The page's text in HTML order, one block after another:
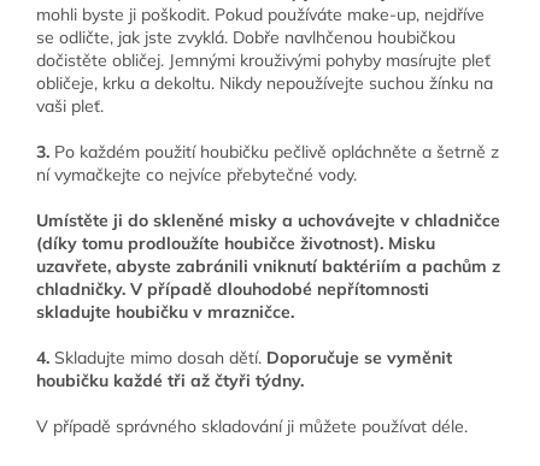
mohli byste ji poškodit. Pokud používáte make-up, nejdříve
se odličte, jak jste zvyklá. Dobře navlhčenou houbičkou
dočistěte obličej. Jemnými krouživými pohyby masírujte pleť
obličeje, krku a dekoltu. Nikdy nepoužívejte suchou žínku na
vaši pleť.
3. Po každém použití houbičku pečlivě opláchněte a šetrně z
ní vymačkejte co nejvíce přebytečné vody.
Umístěte ji do skleněné misky a uchovávejte v chladničce
(díky tomu prodloužíte houbičce životnost). Misku
uzavřete, abyste zabránili vniknutí baktériím a pachům z
chladničky. V případě dlouhodobé nepřítomnosti
skladujte houbičku v mrazničce.
4. Skladujte mimo dosah dětí. Doporučuje se vyměnit
houbičku každé tři až čtyři týdny.
V případě správného skladování ji můžete používat déle.